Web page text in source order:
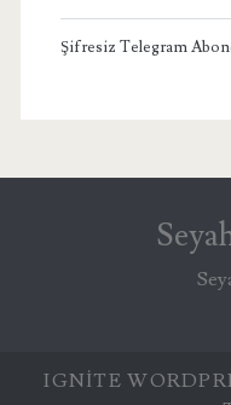
Şifresiz Telegram
IGNITE